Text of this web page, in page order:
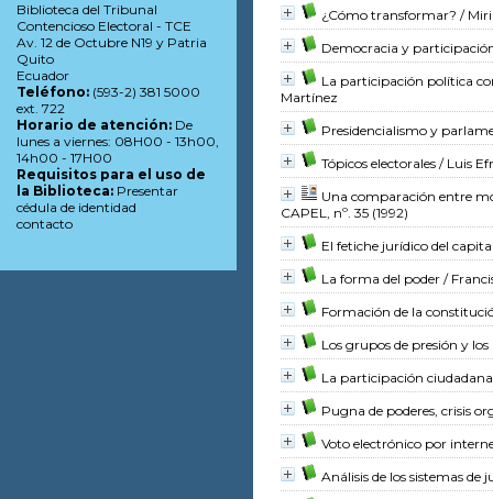
¿Cómo transformar? /
Democracia y
La participación política
Martínez
Presidencialismo y
Tópicos electorales / Luis
Una comparación entre
CAPEL, nº. 35 (1992)
El fetiche jurídico del
La forma del poder /
Formación de la
Los grupos de presión y
La participación ciudadana
Pugna de poderes, crisis
Voto electrónico por
Análisis de los sistemas
Biblioteca del Tribunal
Contencioso Electoral - TCE
Av. 12 de Octubre N19 y Patria
Quito
Ecuador
Teléfono: (593-2) 381 5000
ext. 722
Horario de atención: De
lunes a viernes: 08H00 - 13h00,
14h00 - 17H00
Requisitos para el uso de
la Biblioteca: Presentar
cédula de identidad
contacto